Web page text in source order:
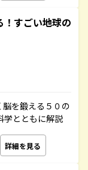
すごい地球の
を鍛える５０の
学とともに解説
詳細を見る